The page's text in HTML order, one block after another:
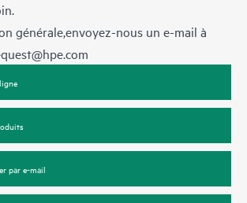
générale,envoyez-nous un e-mail à
par e-mail